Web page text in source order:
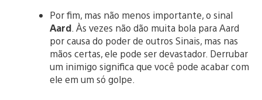
Por fim, mas não menos importante, o sinal
Aard . Às vezes não dão muita bola para Aard
por causa do poder de outros Sinais, mas nas
mãos certas, ele pode ser devastador. Derrubar
um inimigo significa que você pode acabar com
ele em um só golpe.